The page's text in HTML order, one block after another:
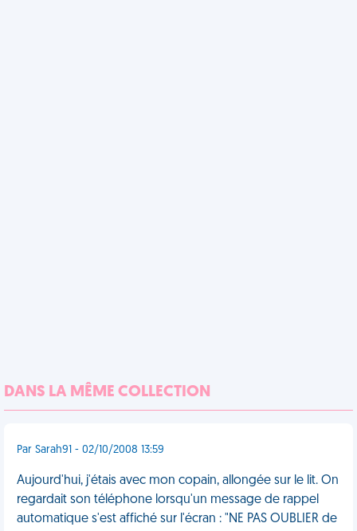
DANS LA MÊME COLLECTION
Par Sarah91 - 02/10/2008 13:59
Aujourd'hui, j'étais avec mon copain, allongée sur le lit. On
regardait son téléphone lorsqu'un message de rappel
automatique s'est affiché sur l'écran : "NE PAS OUBLIER de